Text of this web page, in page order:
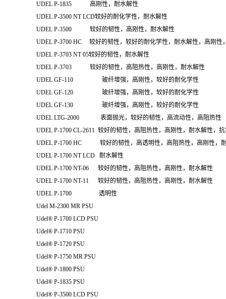
UDEL P-1835 高刚性，耐水解性
UDEL P-3500 NT LCD较好的耐化学性，耐水解性
UDEL P-3500 较好的韧性，高刚性，耐水解性
UDEL P-3700 HC 较好的韧性，较好的耐化学性，耐水解性，高刚性
UDEL P-3703 NT 05较好的韧性，耐水解性
UDEL P-3703 较好的韧性，高阻热性，高刚性，耐水解性
UDEL GF-110 玻纤增强，高刚性，较好的耐化学性
UDEL GF-120 玻纤增强，高刚性，较好的耐化学性
UDEL GF-130 玻纤增强，高刚性，较好的耐化学性
UDEL LTG-2000 表面抛光，较好的韧性，高流动性，高阻热性
UDEL P-1700 CL-2611 较好的韧性，高阻热性，高刚性，耐水解性，
UDEL P-1700 HC 较好的韧性，高透明性，高阻热性，高刚性，
UDEL P-1700 NT LCD 耐水解性
UDEL P-1700 NT-06 较好的韧性，高阻热性，高刚性，耐水解性
UDEL P-1700 NT-11 较好的韧性，高阻热性，高刚性，耐水解性
UDEL P-1700 透明性
Udel M-2300 MR PSU
Udel® P-1700 LCD PSU
Udel® P-1710 PSU
Udel® P-1720 PSU
Udel® P-1750 MR PSU
Udel® P-1800 PSU
Udel® P-1835 PSU
Udel® P-3500 LCD PSU